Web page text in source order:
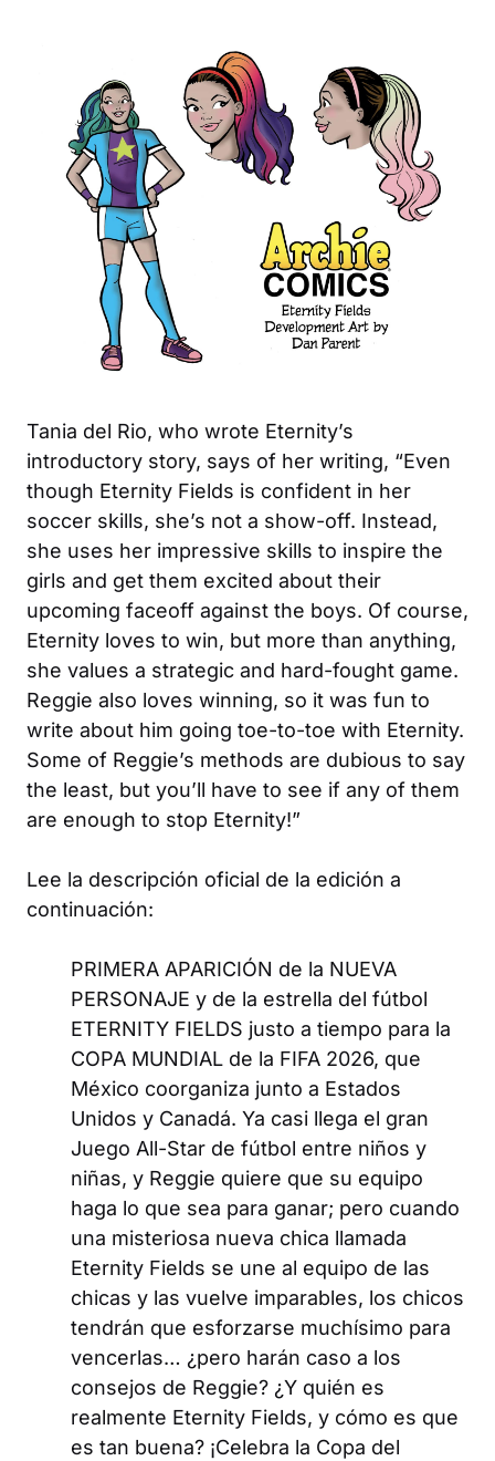
Tania del Rio, who wrote Eternity’s
introductory story, says of her writing, “Even
though Eternity Fields is confident in her
soccer skills, she’s not a show-off. Instead,
she uses her impressive skills to inspire the
girls and get them excited about their
upcoming faceoff against the boys. Of course,
Eternity loves to win, but more than anything,
she values a strategic and hard-fought game.
Reggie also loves winning, so it was fun to
write about him going toe-to-toe with Eternity.
Some of Reggie’s methods are dubious to say
the least, but you’ll have to see if any of them
are enough to stop Eternity!”
Lee la descripción oficial de la edición a
continuación:
PRIMERA APARICIÓN de la NUEVA
PERSONAJE y de la estrella del fútbol
ETERNITY FIELDS justo a tiempo para la
COPA MUNDIAL de la FIFA 2026, que
México coorganiza junto a Estados
Unidos y Canadá. Ya casi llega el gran
Juego All-Star de fútbol entre niños y
niñas, y Reggie quiere que su equipo
haga lo que sea para ganar; pero cuando
una misteriosa nueva chica llamada
Eternity Fields se une al equipo de las
chicas y las vuelve imparables, los chicos
tendrán que esforzarse muchísimo para
vencerlas… ¿pero harán caso a los
consejos de Reggie? ¿Y quién es
realmente Eternity Fields, y cómo es que
es tan buena? ¡Celebra la Copa del